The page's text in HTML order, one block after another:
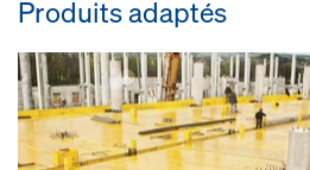
Produits adaptés